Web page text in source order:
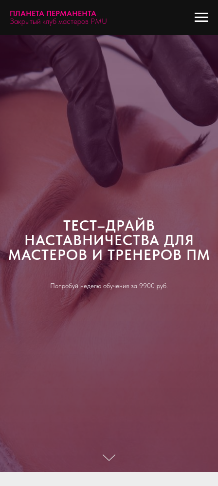
ПЛАНЕТА ПЕРМАНЕНТА
Закрытый клуб мастеров PMU
ТЕСТ–ДРАЙВ
НАСТАВНИЧЕСТВА ДЛЯ
МАСТЕРОВ И ТРЕНЕРОВ ПМ
Попробуй неделю обучения за 9900 руб.